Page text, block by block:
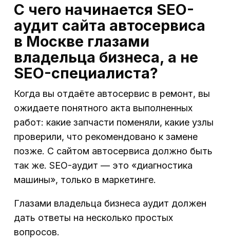
С чего начинается SEO-
аудит сайта автосервиса
в Москве глазами
владельца бизнеса, а не
SEO-специалиста?
Когда вы отдаёте автосервис в ремонт, вы
ожидаете понятного акта выполненных
работ: какие запчасти поменяли, какие узлы
проверили, что рекомендовано к замене
позже. С сайтом автосервиса должно быть
так же. SEO-аудит — это «диагностика
машины», только в маркетинге.
Глазами владельца бизнеса аудит должен
дать ответы на несколько простых
вопросов.